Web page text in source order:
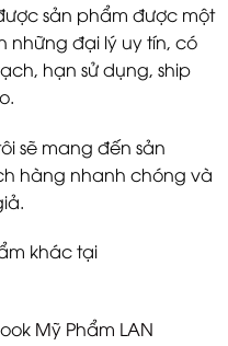
sản phẩm được một
những đại lý uy tín, có
hạn sử dụng, ship
sẽ mang đến sản
hàng nhanh chóng và
khác tại
Mỹ Phẩm LAN